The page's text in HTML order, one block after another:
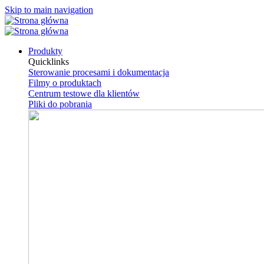
Skip to main navigation
Produkty
Quicklinks
Sterowanie procesami i dokumentacja
Filmy o produktach
Centrum testowe dla klientów
Pliki do pobrania